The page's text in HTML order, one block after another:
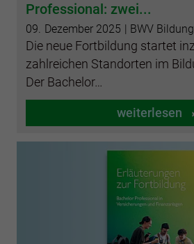
Professional: zwei...
09. Dezember 2025 | BWV
Die neue Fortbildung startet
zahlreichen Standorten im
Der Bachelor…
weiterlesen